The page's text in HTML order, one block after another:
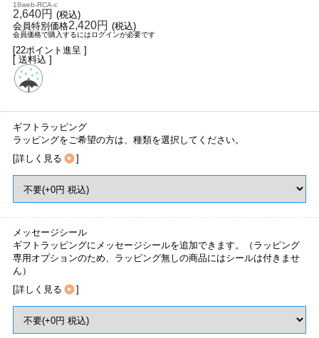
18web-RCA-c
2,640円 (税込)
会員特別価格2,420円 (税込)
会員価格で購入するにはログインが必要です
[22ポイント進呈 ]
[ 送料込 ]
ギフトラッピング
ラッピングをご希望の方は、種類を選択してください。
[詳しく見る ]
メッセージシール
ギフトラッピングにメッセージシールを追加できます。（ラッピング
専用オプションのため、ラッピング無しの商品にはシールは付きませ
ん）
[詳しく見る ]